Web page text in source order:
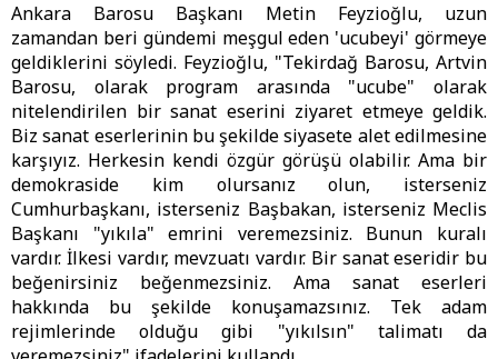
Ankara Barosu Başkanı Metin Feyzioğlu, uzun
zamandan beri gündemi meşgul eden 'ucubeyi' görmeye
geldiklerini söyledi. Feyzioğlu, "Tekirdağ Barosu, Artvin
Barosu, olarak program arasında "ucube" olarak
nitelendirilen bir sanat eserini ziyaret etmeye geldik.
Biz sanat eserlerinin bu şekilde siyasete alet edilmesine
karşıyız. Herkesin kendi özgür görüşü olabilir. Ama bir
demokraside kim olursanız olun, isterseniz
Cumhurbaşkanı, isterseniz Başbakan, isterseniz Meclis
Başkanı "yıkıla" emrini veremezsiniz. Bunun kuralı
vardır. İlkesi vardır, mevzuatı vardır. Bir sanat eseridir bu
beğenirsiniz beğenmezsiniz. Ama sanat eserleri
hakkında bu şekilde konuşamazsınız. Tek adam
rejimlerinde olduğu gibi "yıkılsın" talimatı da